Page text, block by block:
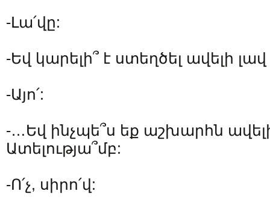
-Լա՛վը:
-Եվ կարելի՞ է ստեղծել ավելի
-Այո՛:
-…Եվ ինչպե՞ս եք աշխարհն
Ատելությա՞մբ:
-Ո՛չ, սիրո՛վ: